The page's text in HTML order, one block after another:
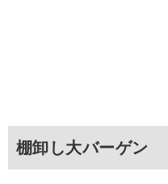
棚卸し大バーゲン